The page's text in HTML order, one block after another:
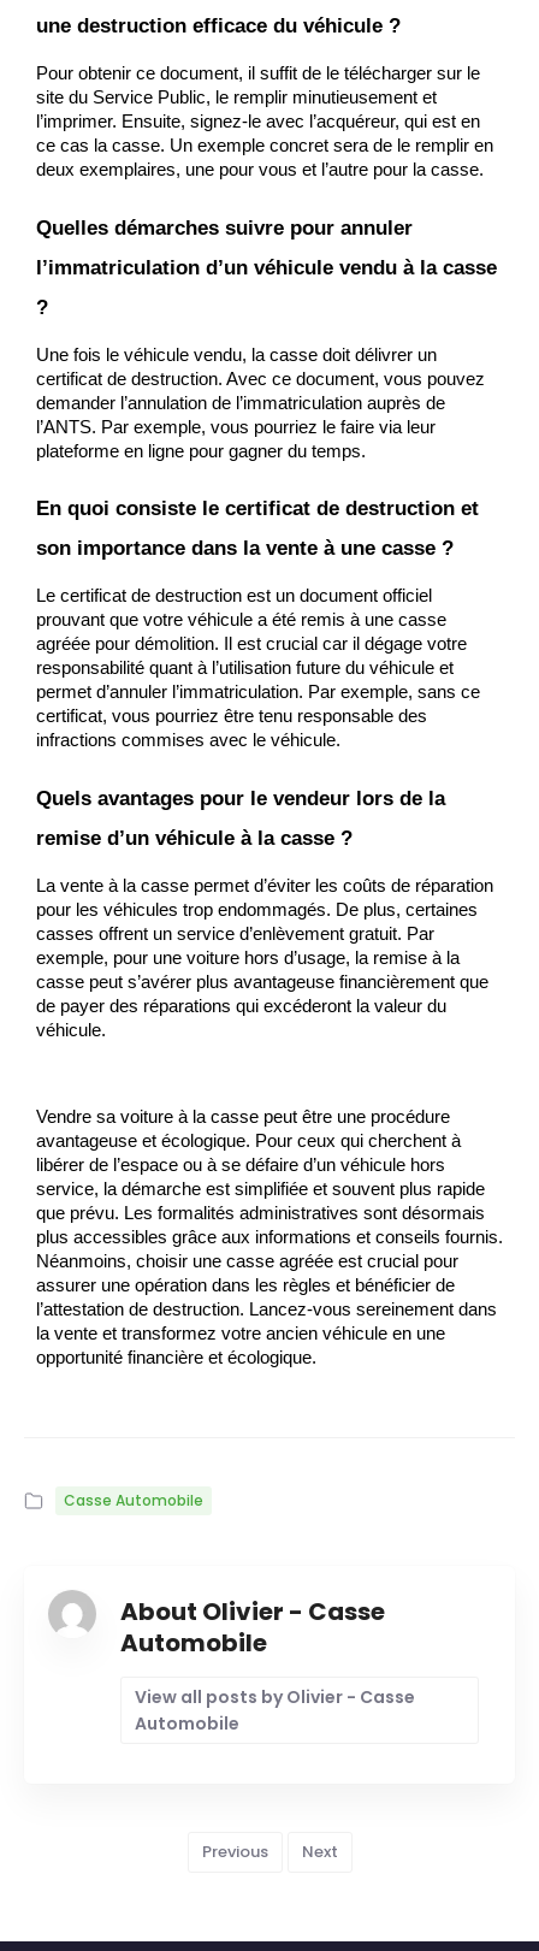
une destruction efficace du véhicule ?
Pour obtenir ce document, il suffit de le télécharger sur le
site du Service Public, le remplir minutieusement et
l’imprimer. Ensuite, signez-le avec l’acquéreur, qui est en
ce cas la casse. Un exemple concret sera de le remplir en
deux exemplaires, une pour vous et l’autre pour la casse.
Quelles démarches suivre pour annuler
l’immatriculation d’un véhicule vendu à la casse
?
Une fois le véhicule vendu, la casse doit délivrer un
certificat de destruction. Avec ce document, vous pouvez
demander l’annulation de l’immatriculation auprès de
l’ANTS. Par exemple, vous pourriez le faire via leur
plateforme en ligne pour gagner du temps.
En quoi consiste le certificat de destruction et
son importance dans la vente à une casse ?
Le certificat de destruction est un document officiel
prouvant que votre véhicule a été remis à une casse
agréée pour démolition. Il est crucial car il dégage votre
responsabilité quant à l’utilisation future du véhicule et
permet d’annuler l’immatriculation. Par exemple, sans ce
certificat, vous pourriez être tenu responsable des
infractions commises avec le véhicule.
Quels avantages pour le vendeur lors de la
remise d’un véhicule à la casse ?
La vente à la casse permet d’éviter les coûts de réparation
pour les véhicules trop endommagés. De plus, certaines
casses offrent un service d’enlèvement gratuit. Par
exemple, pour une voiture hors d’usage, la remise à la
casse peut s’avérer plus avantageuse financièrement que
de payer des réparations qui excéderont la valeur du
véhicule.
Vendre sa voiture à la casse peut être une procédure
avantageuse et écologique. Pour ceux qui cherchent à
libérer de l’espace ou à se défaire d’un véhicule hors
service, la démarche est simplifiée et souvent plus rapide
que prévu. Les formalités administratives sont désormais
plus accessibles grâce aux informations et conseils fournis.
Néanmoins, choisir une casse agréée est crucial pour
assurer une opération dans les règles et bénéficier de
l’attestation de destruction. Lancez-vous sereinement dans
la vente et transformez votre ancien véhicule en une
opportunité financière et écologique.
Casse Automobile
About Olivier - Casse
Automobile
View all posts by Olivier - Casse
Automobile
Previous Next